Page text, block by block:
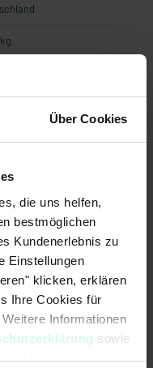
Über Cookies
die uns helfen,
bestmöglichen
Kundenerlebnis zu
Einstellungen
klicken, erklären
Ihre Cookies für
Informationen
sowie
nicht einverstanden
Reaktion.
können mit der
Sensorik
an Robustheit,
ausnahmslos
an
Sicherheitssensoren
ihrer